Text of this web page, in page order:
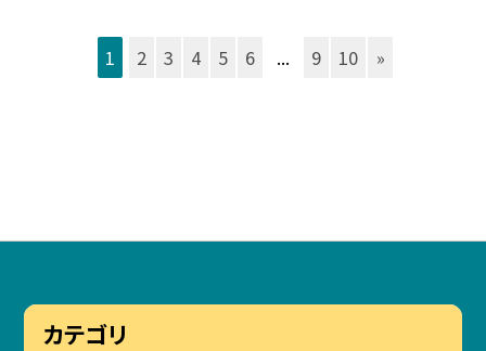
1 2 3 4 5 6 ... 9 10 »
カテゴリ